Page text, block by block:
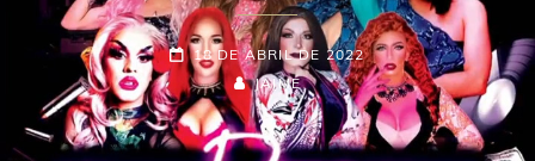
18 DE ABRIL DE 2022
JAIME